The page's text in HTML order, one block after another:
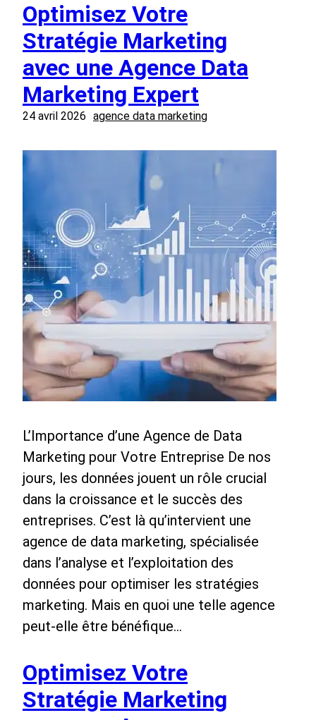
Optimisez Votre
Stratégie Marketing
avec une Agence Data
Marketing Expert
24 avril 2026 agence data marketing
L’Importance d’une Agence de Data
Marketing pour Votre Entreprise De nos
jours, les données jouent un rôle crucial
dans la croissance et le succès des
entreprises. C’est là qu’intervient une
agence de data marketing, spécialisée
dans l’analyse et l’exploitation des
données pour optimiser les stratégies
marketing. Mais en quoi une telle agence
peut-elle être bénéfique…
Optimisez Votre
Stratégie Marketing